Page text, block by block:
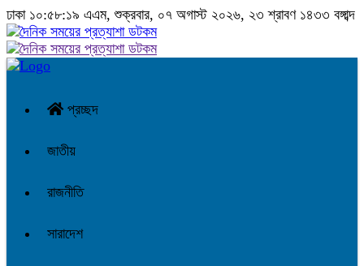
ঢাকা ১০:৫৮:২০ এএম, শুক্রবার, ০৭ অগাস্ট ২০২৬, ২৩ শ্রাবণ ১৪৩৩ বঙ্গাব্দ
প্রচ্ছদ
জাতীয়
রাজনীতি
সারাদেশ